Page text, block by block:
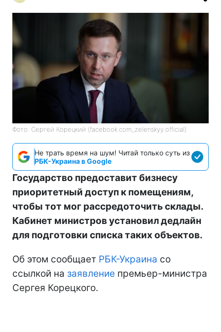
Фото: Сергей Корецкий (facebook.com_zelenskyy.official)
Не трать время на шум! Читай только суть из
РБК-Украина в Google
Государство предоставит бизнесу
приоритетный доступ к помещениям,
чтобы тот мог рассредоточить склады.
Кабинет министров установил дедлайн
для подготовки списка таких объектов.
Об этом сообщает РБК-Украина со
ссылкой на заявление премьер-министра
Сергея Корецкого.